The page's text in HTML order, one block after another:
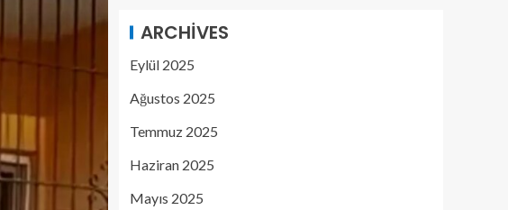
ARCHIVES
Eylül 2025
Ağustos 2025
Temmuz 2025
Haziran 2025
Mayıs 2025